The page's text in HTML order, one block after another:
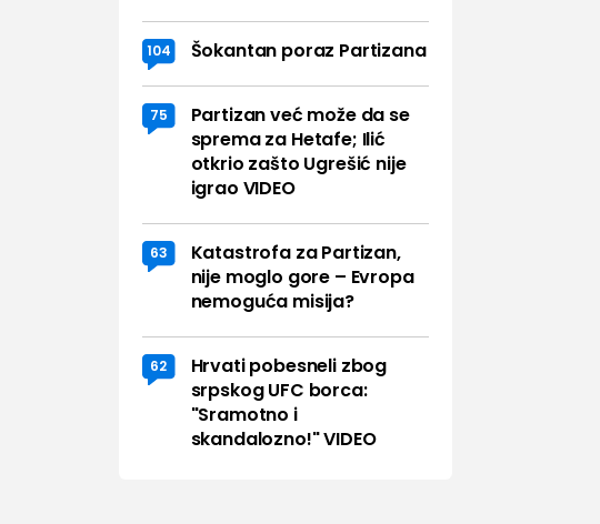
104 Šokantan poraz Partizana
75
Partizan već može da se
sprema za Hetafe; Ilić
otkrio zašto Ugrešić nije
igrao VIDEO
63
Katastrofa za Partizan,
nije moglo gore – Evropa
nemoguća misija?
62
Hrvati pobesneli zbog
srpskog UFC borca:
"Sramotno i
skandalozno!" VIDEO